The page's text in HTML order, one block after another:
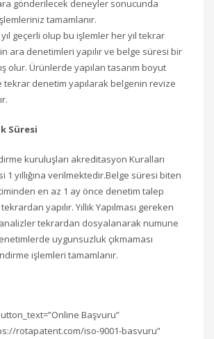
gönderilecek deneyler sonucunda
tamamlanır.
geçerli olup bu işlemler her yıl tekrar
ara denetimleri yapılır ve belge süresi bir
olur. Ürünlerde yapılan tasarım boyut
tekrar denetim yapılarak belgenin revize
Süresi
kuruluşları akreditasyon Kuralları
1 yıllığına verilmektedir.Belge süresi biten
en az 1 ay önce denetim talep
yapılır. Yıllık Yapılması gereken
tekrardan dosyalanarak numune
uygunsuzluk çıkmaması
işlemleri tamamlanır.
Başvuru”
rotapatent.com/iso-9001-basvuru”